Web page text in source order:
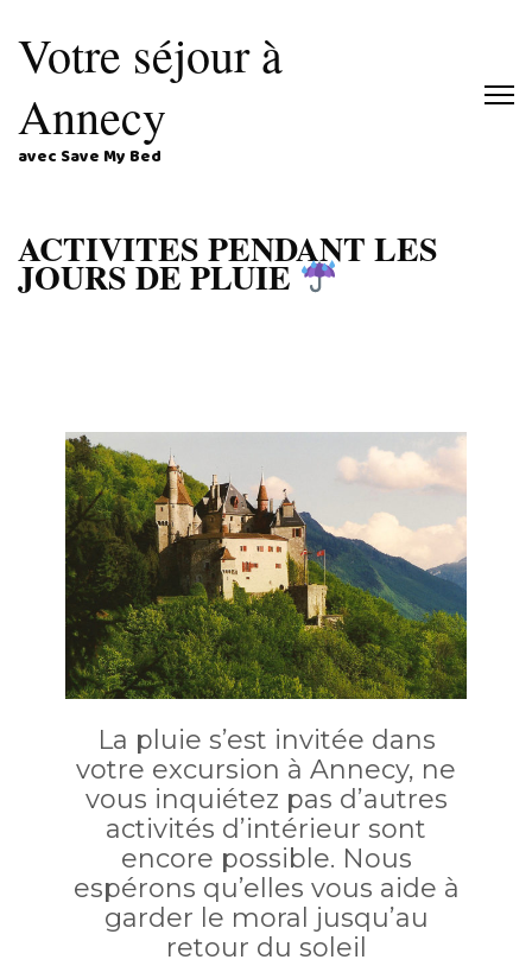
Votre séjour à
Annecy
avec Save My Bed
ACTIVITES PENDANT LES
JOURS DE PLUIE
La pluie s’est invitée dans
votre excursion à Annecy, ne
vous inquiétez pas d’autres
activités d’intérieur sont
encore possible. Nous
espérons qu’elles vous aide à
garder le moral jusqu’au
retour du soleil